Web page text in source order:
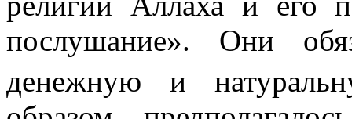
послушание». Они
денежную и